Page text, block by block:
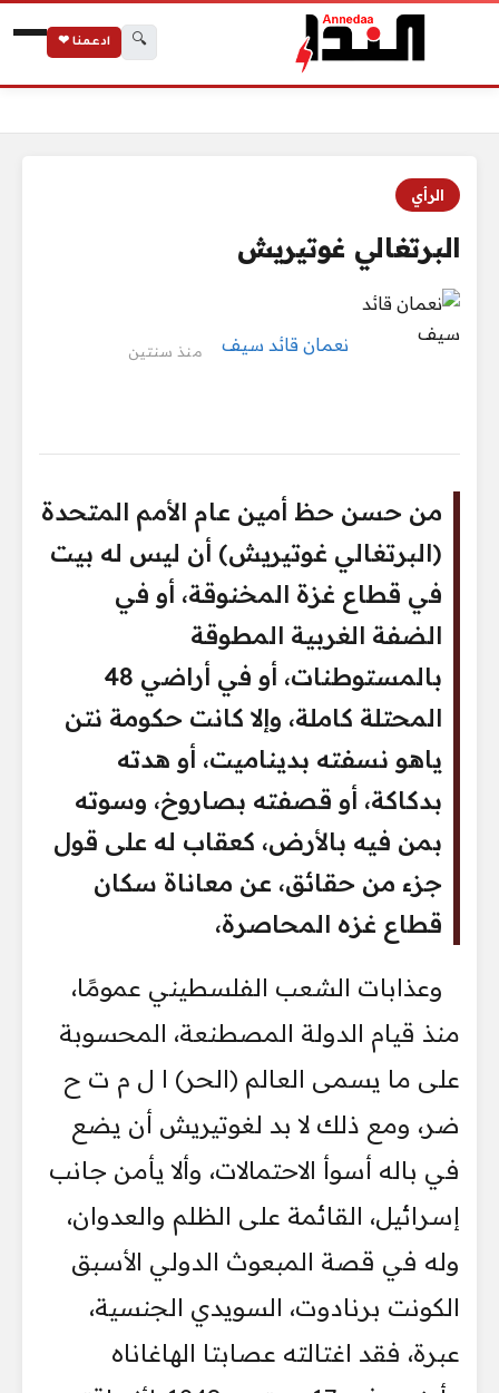
🔍 ادعمنا ❤
الرأي
البرتغالي غوتيريش
نعمان قائد سيف منذ سنتين
من حسن حظ أمين عام الأمم المتحدة
(البرتغالي غوتيريش) أن ليس له بيت
في قطاع غزة المخنوقة، أو في
الضفة الغربية المطوقة
بالمستوطنات، أو في أراضي 48
المحتلة كاملة، وإلا كانت حكومة نتن
ياهو نسفته بديناميت، أو هدته
بدكاكة، أو قصفته بصاروخ، وسوته
بمن فيه بالأرض، كعقاب له على قول
جزء من حقائق، عن معاناة سكان
قطاع غزه المحاصرة،
وعذابات الشعب الفلسطيني عمومًا،
منذ قيام الدولة المصطنعة، المحسوبة
على ما يسمى العالم (الحر) ا ل م ت ح
ضر، ومع ذلك لا بد لغوتيريش أن يضع
في باله أسوأ الاحتمالات، وألا يأمن جانب
إسرائيل، القائمة على الظلم والعدوان،
وله في قصة المبعوث الدولي الأسبق
الكونت برنادوت، السويدي الجنسية،
عبرة، فقد اغتالته عصابتا الهاغاناه